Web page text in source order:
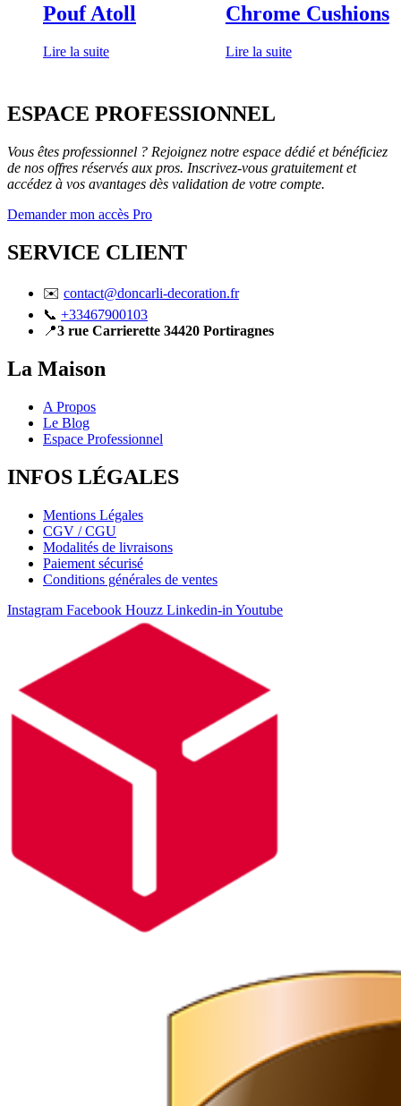
Pouf Atoll
Lire la suite
Chrome Cushions
Lire la suite
ESPACE PROFESSIONNEL
Vous êtes professionnel ? Rejoignez notre espace dédié et bénéficiez
de nos offres réservés aux pros. Inscrivez-vous gratuitement et
accédez à vos avantages dès validation de votre compte.
Demander mon accès Pro
SERVICE CLIENT
✉️ contact@doncarli-decoration.fr
📞 +33467900103
📍3 rue Carrierette 34420 Portiragnes
La Maison
A Propos
Le Blog
Espace Professionnel
INFOS LÉGALES
Mentions Légales
CGV / CGU
Modalités de livraisons
Paiement sécurisé
Conditions générales de ventes
Instagram Facebook Houzz Linkedin-in Youtube